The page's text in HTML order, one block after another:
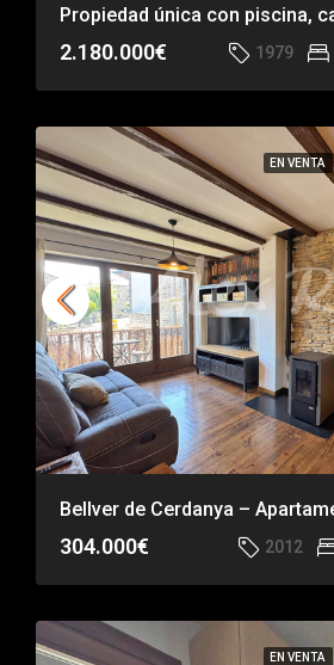
2.180.000€ 1979
EN VENTA
304.000€ 2012
EN VENTA